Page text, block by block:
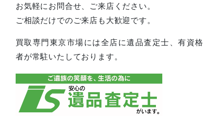
お気軽にお問合せ、ご来店ください。
ご相談だけでのご来店も大歓迎です。
買取専門東京市場には全店に遺品査定士、有資格
者が常駐いたしております。